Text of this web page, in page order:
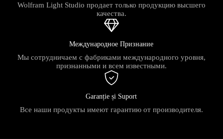
Wolfram Light Studio продает только продукцию высшего
качества.
Международное Признание
Мы сотрудничаем с фабриками международного уровня,
признанными и всем известными.
Garanție și Suport
Все наши продукты имеют гарантию от производителя.